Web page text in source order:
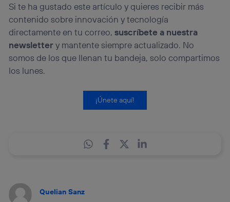
Si te ha gustado este artículo y quieres recibir más
contenido sobre innovación y tecnología
directamente en tu correo,suscríbete a nuestra
newslettery mantente siempre actualizado. No
somos de los que llenan tu bandeja, solo compartimos
los lunes.
¡Únete aquí!
Quelian Sanz